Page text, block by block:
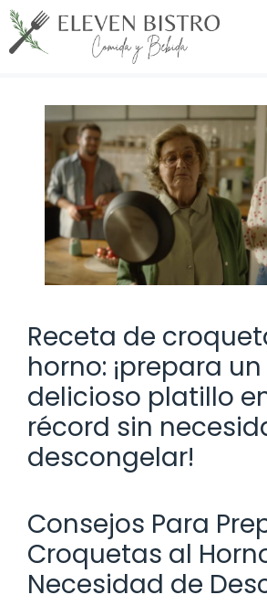
Saltar
al
contenido
Receta de
horno: ¡prepara un
delicioso platillo
récord sin
descongelar!
Consejos Para
Croquetas al
Necesidad de